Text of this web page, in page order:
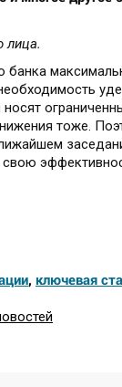
лица.
тоже.
, ключевая